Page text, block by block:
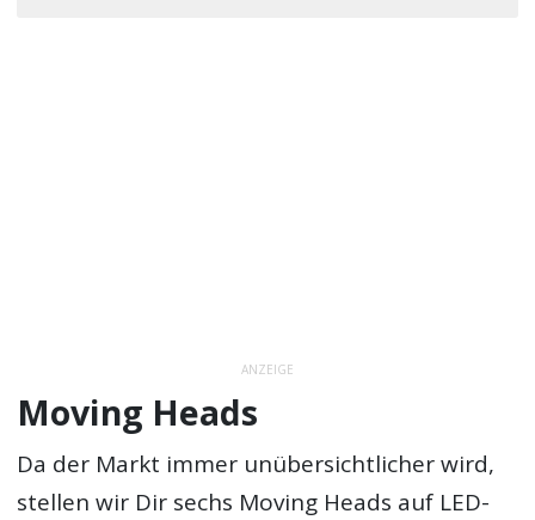
ANZEIGE
Moving Heads
Da der Markt immer unübersichtlicher wird,
stellen wir Dir sechs Moving Heads auf LED-